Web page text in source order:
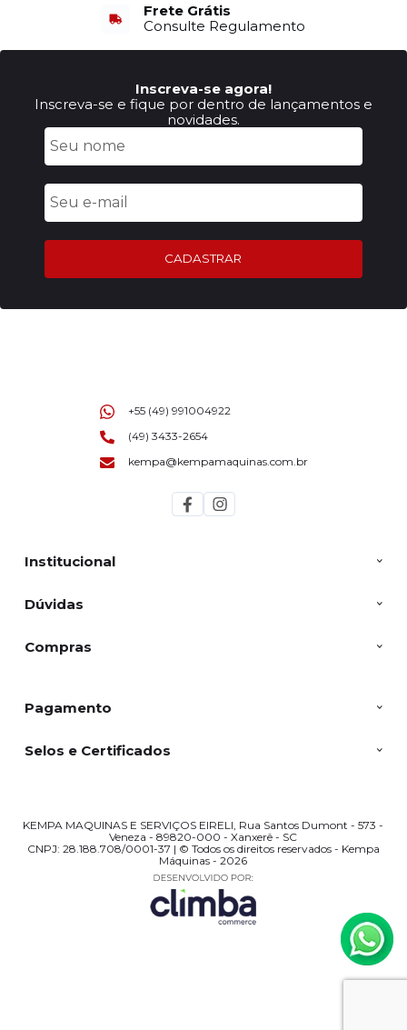
Frete Grátis
Consulte Regulamento
Inscreva-se agora!
Inscreva-se e fique por dentro de lançamentos e
novidades.
CADASTRAR
Institucional
Dúvidas
Compras
+55 (49) 991004922
(49) 3433-2654
kempa@kempamaquinas.com.br
Pagamento
Selos e Certificados
KEMPA MAQUINAS E SERVIÇOS EIRELI, Rua Santos Dumont - 573 -
Veneza - 89820-000 - Xanxerê - SC
CNPJ: 28.188.708/0001-37 | © Todos os direitos reservados - Kempa
Máquinas - 2026